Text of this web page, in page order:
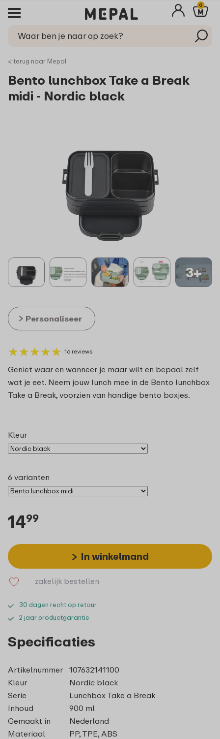
0
< terug naar Mepal
Bento lunchbox Take a Break
midi - Nordic black
3+
★★★★★
★★★★★ 16 reviews
Geniet waar en wanneer je maar wilt en bepaal zelf
wat je eet. Neem jouw lunch mee in de Bento lunchbox
Take a Break, voorzien van handige bento boxjes.
Personaliseer
Kleur
6 varianten
1499
In winkelmand
zakelijk bestellen
30 dagen recht op retour
2 jaar productgarantie
Specificaties
Artikelnummer
107632141100
Kleur
Nordic black
Serie
Lunchbox Take a Break
Inhoud
900 ml
Gemaakt in
Nederland
Materiaal
PP, TPE, ABS